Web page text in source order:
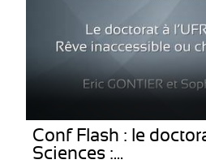
Conf Flash : le
Sciences :...